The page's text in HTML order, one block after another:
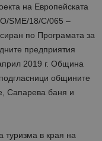
на Европейската
SME/18/C/065 –
по Програмата за
предприятия
2019 г. Община
общините
Сапарева баня и
туризма в края на